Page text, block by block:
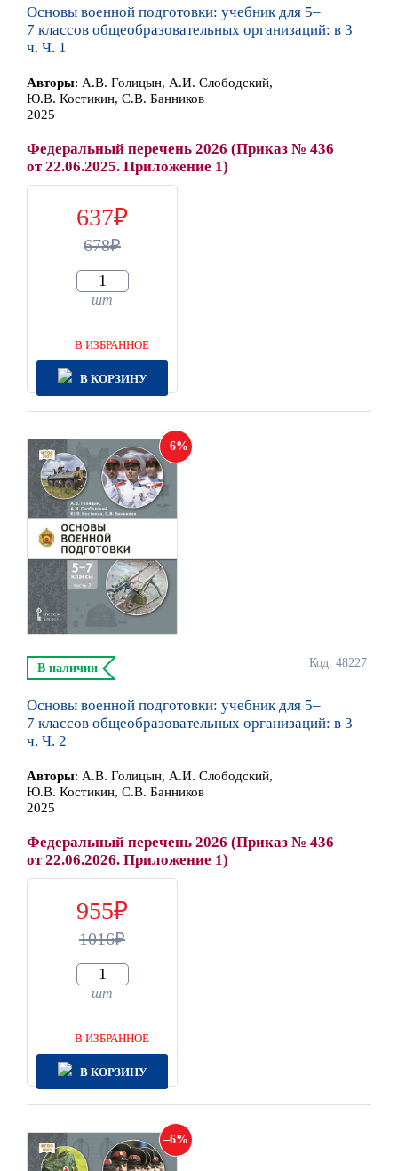
Основы военной подготовки: учебник для 5–
7 классов общеобразовательных организаций: в 3
ч. Ч. 1
Авторы: А.В. Голицын, А.И. Слободский,
Ю.В. Костикин, С.В. Банников
2025
Федеральный перечень 2026 (Приказ № 436
от 22.06.2025. Приложение 1)
637
678
шт
В ИЗБРАННОЕ
В КОРЗИНУ
6
Код: 48227
В наличии
Основы военной подготовки: учебник для 5–
7 классов общеобразовательных организаций: в 3
ч. Ч. 2
Авторы: А.В. Голицын, А.И. Слободский,
Ю.В. Костикин, С.В. Банников
2025
Федеральный перечень 2026 (Приказ № 436
от 22.06.2026. Приложение 1)
955
1016
шт
В ИЗБРАННОЕ
В КОРЗИНУ
6